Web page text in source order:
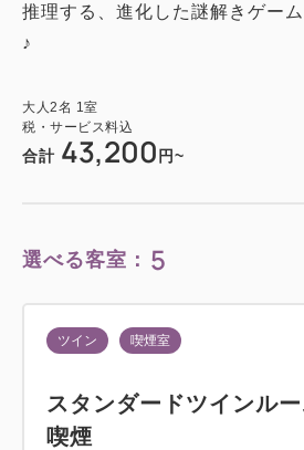
推理する、進化した謎解きゲー
♪
大人 2名 1 室
税・サービス料込
合計 43,200 円~
選べる客室： 5
ツイン 喫煙室
スタンダードツインルー
喫煙